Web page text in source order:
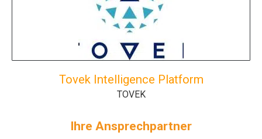
Tovek Intelligence Platform
TOVEK
Ihre Ansprechpartner